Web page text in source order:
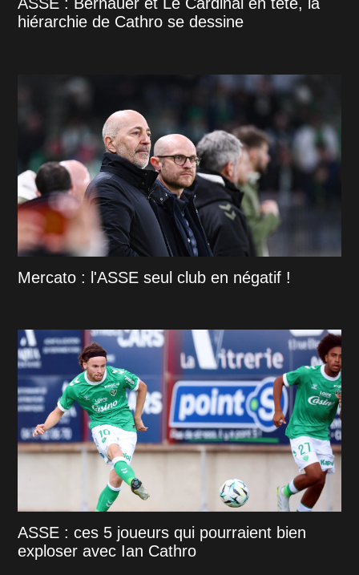
hiérarchie de Cathro se dessine
Mercato : l'ASSE seul club en négatif !
ASSE : ces 5 joueurs qui pourraient bien
exploser avec Ian Cathro